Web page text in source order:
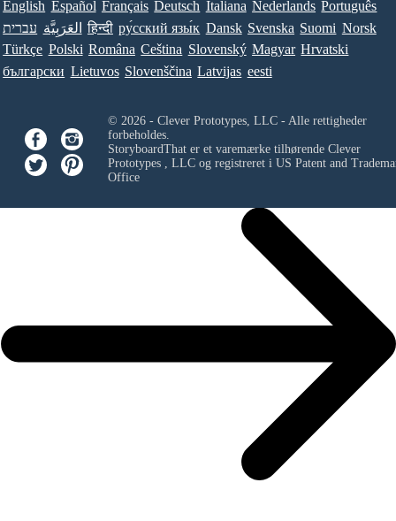
English Español Français Deutsch Italiana Nederlands Português
עברית العَرَبِيَّة हिन्दी ру́сский язы́к Dansk Svenska Suomi Norsk
Türkçe Polski Româna Ceština Slovenský Magyar Hrvatski
български Lietuvos Slovenščina Latvijas eesti
© 2026 - Clever Prototypes, LLC - Alle rettigheder
forbeholdes.
StoryboardThat er et varemærke tilhørende Clever
Prototypes , LLCog registreret i US Patent and
Office